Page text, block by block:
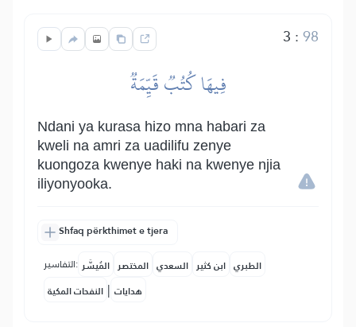
3 :98
فِيهَا كُتُبٞ قَيِّمَةٞ
Ndani ya kurasa hizo mna habari za
kweli na amri za uadilifu zenye
kuongoza kwenye haki na kwenye njia
iliyonyooka.
Shfaq përkthimet e tjera
التفاسير: المُيسَّر المختصر السعدي ابن كثير الطبري
النفحات المكية | هدايات